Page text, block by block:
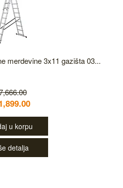
merdevine 3x11 gazišta 03...
u korpu
detalja